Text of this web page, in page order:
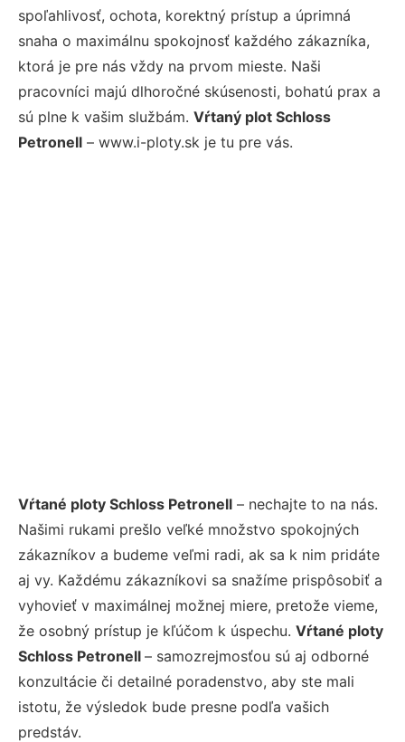
spoľahlivosť, ochota, korektný prístup a úprimná
snaha o maximálnu spokojnosť každého zákazníka,
ktorá je pre nás vždy na prvom mieste. Naši
pracovníci majú dlhoročné skúsenosti, bohatú prax a
sú plne k vašim službám. Vŕtaný plot Schloss
Petronell – www.i-ploty.sk je tu pre vás.
Vŕtané ploty Schloss Petronell – nechajte to na nás.
Našimi rukami prešlo veľké množstvo spokojných
zákazníkov a budeme veľmi radi, ak sa k nim pridáte
aj vy. Každému zákazníkovi sa snažíme prispôsobiť a
vyhovieť v maximálnej možnej miere, pretože vieme,
že osobný prístup je kľúčom k úspechu. Vŕtané ploty
Schloss Petronell – samozrejmosťou sú aj odborné
konzultácie či detailné poradenstvo, aby ste mali
istotu, že výsledok bude presne podľa vašich
predstáv.